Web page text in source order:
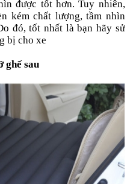
được tốt hơn. Tuy nhiên,
kém chất lượng, tầm nhìn
đó, tốt nhất là bạn hãy sử
bị cho xe
ghế sau